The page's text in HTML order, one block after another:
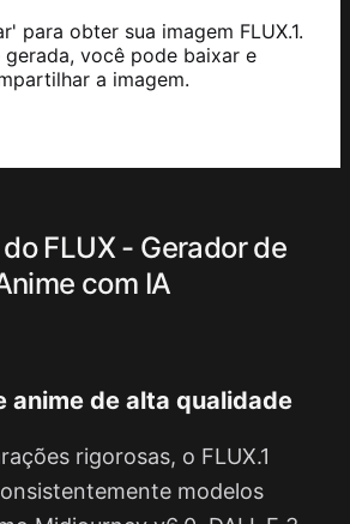
para obter sua imagem FLUX.1.
gerada, você pode baixar e
a imagem.
FLUX - Gerador de
com IA
anime de alta qualidade
rigorosas, o FLUX.1
modelos